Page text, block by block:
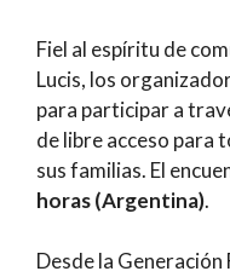
Fiel al espíritu de
Lucis, los
para participar a
de libre acceso para
sus familias. El
horas (Argentina).
Desde la